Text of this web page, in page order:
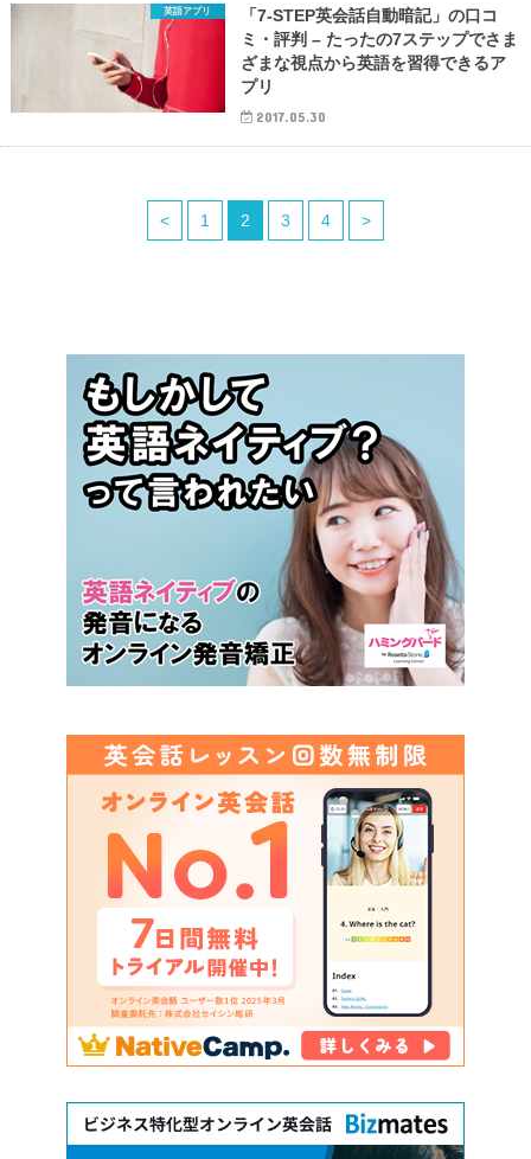
英語アプリ
「7-STEP英会話自動暗記」の口コ
ミ・評判 – たったの7ステップでさま
ざまな視点から英語を習得できるア
プリ
2017.05.30
< 1 2 3 4 >